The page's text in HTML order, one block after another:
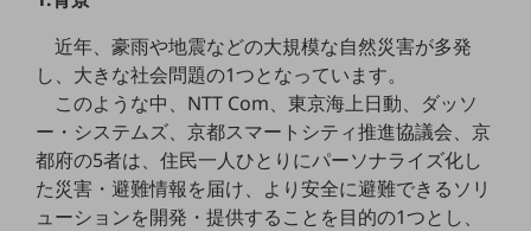
運用管理
業務支援・マーケティング
災害対策・BCP
課題・ニーズで探す
課題・ニーズで探すTOP
近年、豪雨や地震などの大規模な自然災害が多発
し、大きな社会問題の1つとなっています。
このような中、NTT Com、東京海上日動、ダッソ
ー・システムズ、京都スマートシティ推進協議会、京
都府の5者は、住民一人ひとりにパーソナライズ化し
た災害・避難情報を届け、より安全に避難できるソリ
ューションを開発・提供することを目的の1つとし、